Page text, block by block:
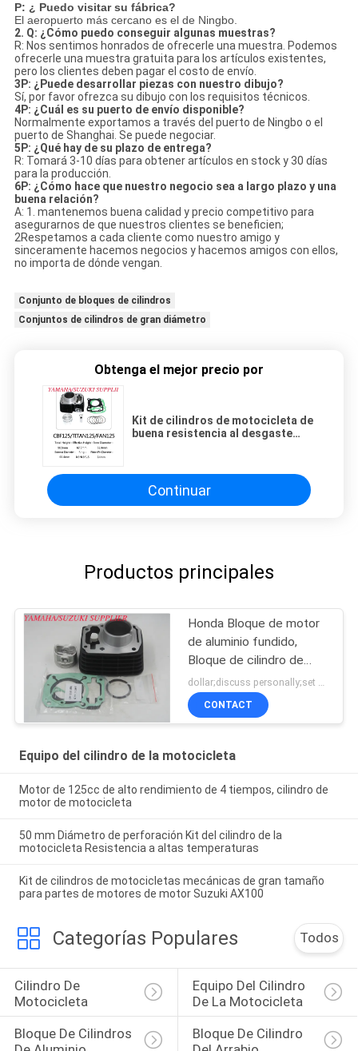
P: ¿ Puedo visitar su fábrica?
El aeropuerto más cercano es el de Ningbo.
2. Q: ¿Cómo puedo conseguir algunas muestras?
R: Nos sentimos honrados de ofrecerle una muestra. Podemos
ofrecerle una muestra gratuita para los artículos existentes,
pero los clientes deben pagar el costo de envío.
3P: ¿Puede desarrollar piezas con nuestro dibujo?
Sí, por favor ofrezca su dibujo con los requisitos técnicos.
4P: ¿Cuál es su puerto de envío disponible?
Normalmente exportamos a través del puerto de Ningbo o el
puerto de Shanghai. Se puede negociar.
5P: ¿Qué hay de su plazo de entrega?
R: Tomará 3-10 días para obtener artículos en stock y 30 días
para la producción.
6P: ¿Cómo hace que nuestro negocio sea a largo plazo y una
buena relación?
A: 1. mantenemos buena calidad y precio competitivo para
asegurarnos de que nuestros clientes se beneficien;
2Respetamos a cada cliente como nuestro amigo y
sinceramente hacemos negocios y hacemos amigos con ellos,
no importa de dónde vengan.
Conjunto de bloques de cilindros
Conjuntos de cilindros de gran diámetro
Obtenga el mejor precio por
Kit de cilindros de motocicleta de
buena resistencia al desgaste
Continuar
Productos principales
Honda Bloque de motor
de aluminio fundido,
Bloque de cilindro de
motocicleta
personalizado
dollar;discuss personally;set MOQ:Negociación
CONTACT
Equipo del cilindro de la motocicleta
Motor de 125cc de alto rendimiento de 4 tiempos, cilindro de
motor de motocicleta
50 mm Diámetro de perforación Kit del cilindro de la
motocicleta Resistencia a altas temperaturas
Kit de cilindros de motocicletas mecánicas de gran tamaño
para partes de motores de motor Suzuki AX100
Categorías Populares Todos
Cilindro De
Motocicleta
Equipo Del Cilindro
De La Motocicleta
Bloque De Cilindros
Bloque De Cilindro